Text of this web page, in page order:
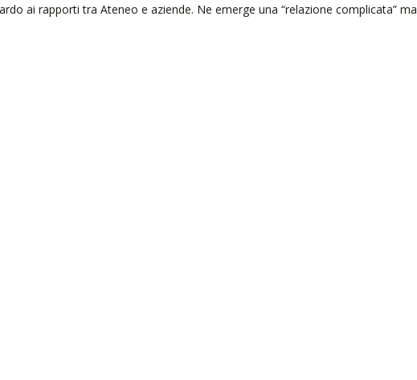
ai rapporti tra Ateneo e aziende. Ne emerge una “relazione complicata” ma